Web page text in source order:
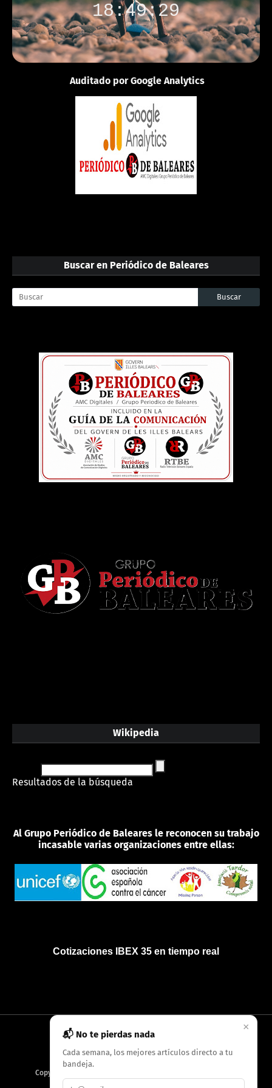
18:49:29
Auditado por Google Analytics
Buscar en Periódico de Baleares
Wikipedia
Resultados de la búsqueda
Al Grupo Periódico de Baleares le reconocen su trabajo
incasable varias organizaciones entre ellas:
Cotizaciones IBEX 35 en tiempo real
INICIO QUIÉNES SOMOS POLÍTICA DE PRIVACIDAD
Copyright
×
📬 No te pierdas nada
Cada semana, los mejores artículos directo a tu
bandeja.